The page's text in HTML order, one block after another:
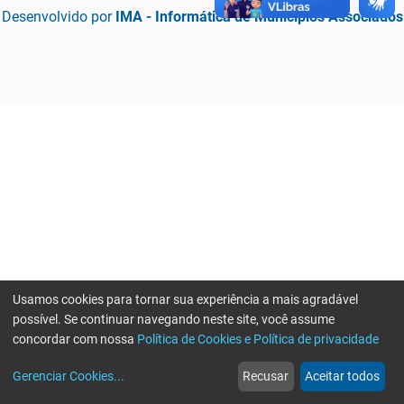
Desenvolvido por IMA - Informática de Municípios Associados
web
Notícias
more_horiz
Mais
Usamos cookies para tornar sua experiência a mais agradável
possível. Se continuar navegando neste site, você assume
concordar com nossa Política de Cookies e Política de privacidade
Gerenciar Cookies... Recusar Aceitar todos
Erro ao enviar informações, por favor tente novamente